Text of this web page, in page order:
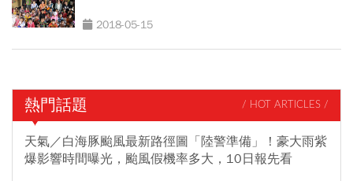
2018-05-15
熱門話題 / HOT ARTICLES /
天氣／白海豚颱風最新路徑圖「陸警準備」！豪大雨紫
爆影響時間曝光，颱風假機率多大，10日報先看